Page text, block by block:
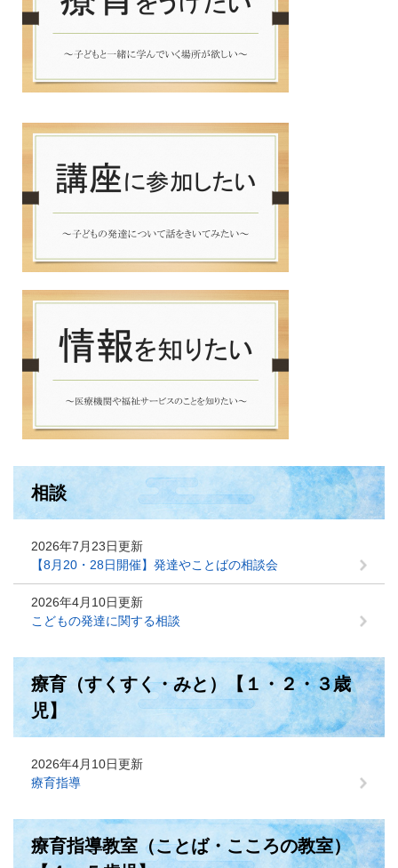
相談
2026年7月23日更新
【8月20・28日開催】発達やことばの相談会
2026年4月10日更新
こどもの発達に関する相談
療育（すくすく・みと）【１・２・３歳
児】
2026年4月10日更新
療育指導
療育指導教室（ことば・こころの教室）